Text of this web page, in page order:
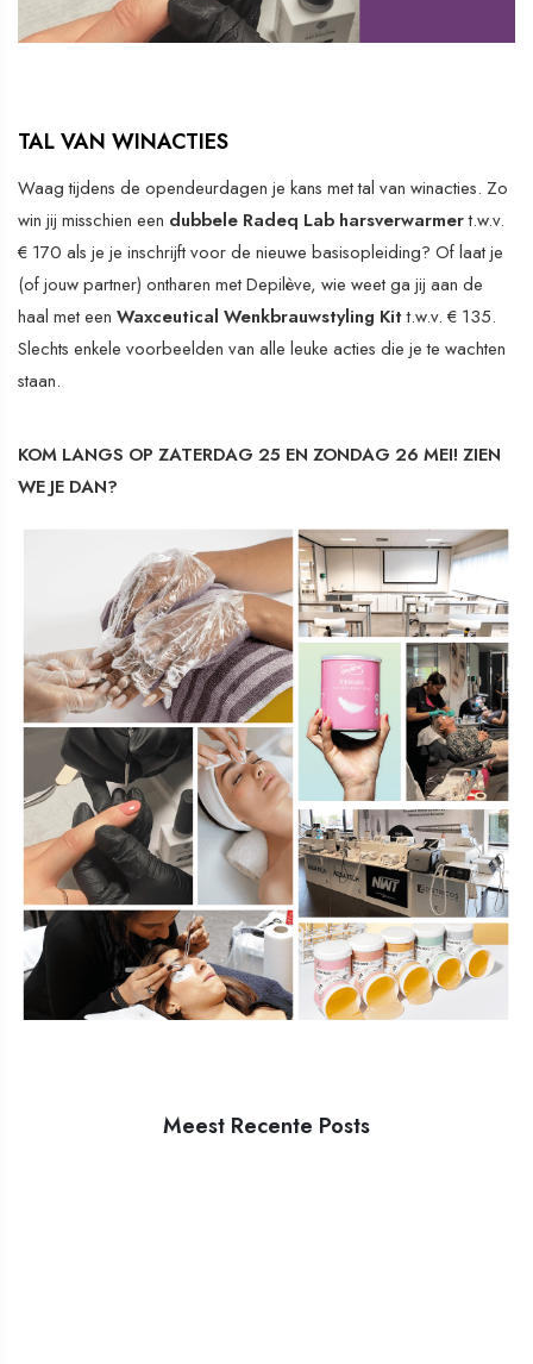
TAL VAN WINACTIES
Waag tijdens de opendeurdagen je kans met tal van winacties. Zo
win jij misschien een dubbele Radeq Lab harsverwarmert.w.v.
€ 170 als je je inschrijft voor de nieuwe basisopleiding? Of laat je
(of jouw partner) ontharen met Depilève, wie weet ga jij aan de
haal met een Waxceutical Wenkbrauwstyling Kitt.w.v. € 135.
Slechts enkele voorbeelden van alle leuke acties die je te wachten
staan.
KOM LANGS OP ZATERDAG 25 EN ZONDAG 26 MEI! ZIEN
WE JE DAN?
Meest Recente Posts